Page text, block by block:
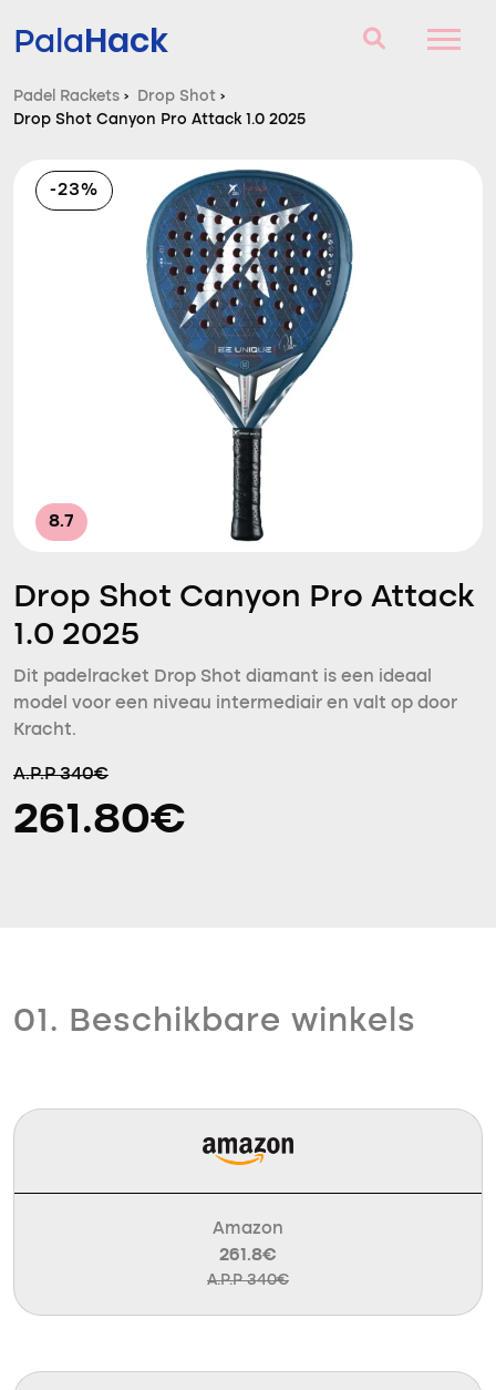
PalaHack
Padel Rackets
Vragen en antwoorden
Vergelijker
Padel Rackets › Drop Shot ›
Drop Shot Canyon Pro Attack 1.0 2025
-23%
8.7
Drop Shot Canyon Pro Attack
1.0 2025
Dit padelracket Drop Shot diamant is een ideaal
model voor een niveau intermediair en valt op door
Kracht.
A.P.P 340€
261.80€
01. Beschikbare winkels
Amazon
261.8€
A.P.P 340€